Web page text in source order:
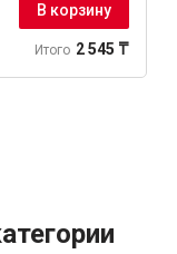
В корзину
Итого 2 545 ₸